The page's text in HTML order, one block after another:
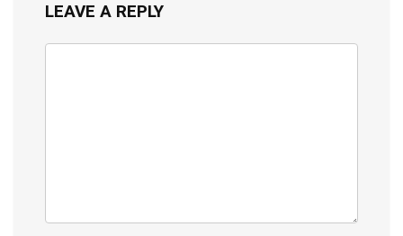
LEAVE A REPLY